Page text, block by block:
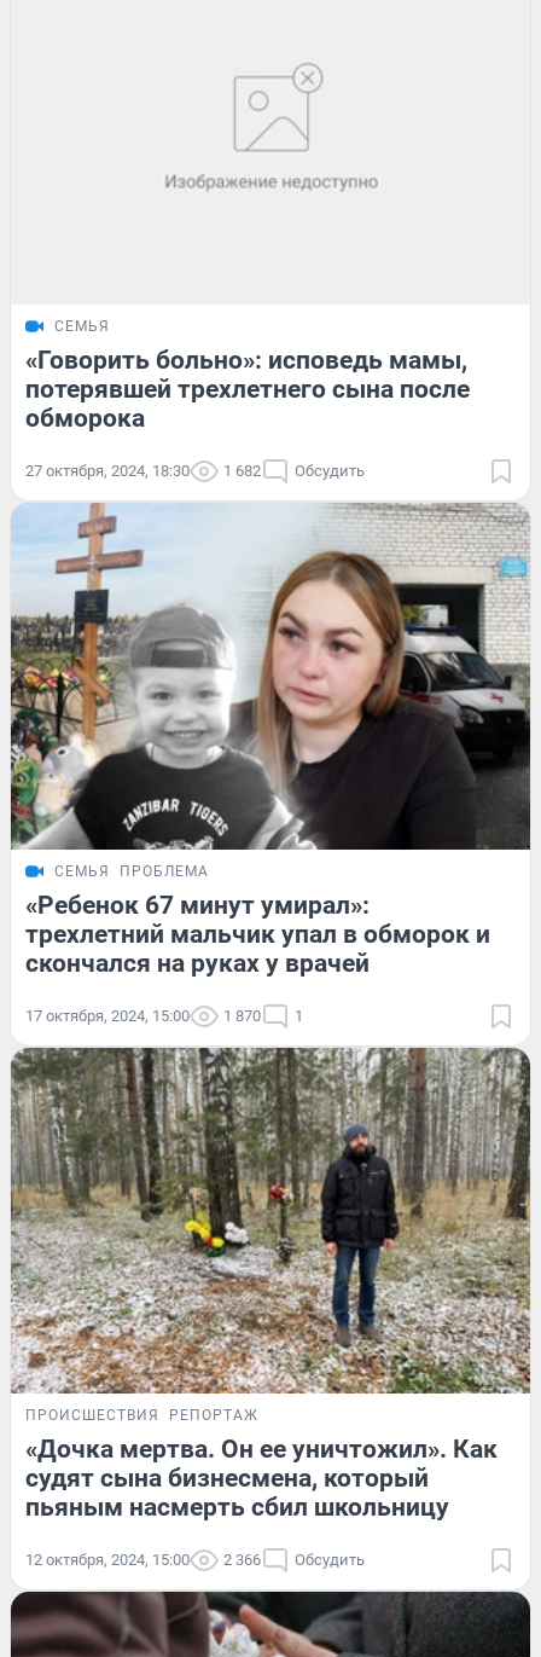
СЕМЬЯ
«Говорить больно»: исповедь мамы,
потерявшей трехлетнего сына после
обморока
27 октября, 2024, 18:30 1 682 Обсудить
СЕМЬЯ ПРОБЛЕМА
«Ребенок 67 минут умирал»:
трехлетний мальчик упал в обморок и
скончался на руках у врачей
17 октября, 2024, 15:00 1 870 1
ПРОИСШЕСТВИЯ РЕПОРТАЖ
«Дочка мертва. Он ее уничтожил». Как
судят сына бизнесмена, который
пьяным насмерть сбил школьницу
12 октября, 2024, 15:00 2 366 Обсудить